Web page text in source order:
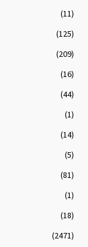
(11)
(125)
(209)
(16)
(44)
(1)
(14)
(5)
(81)
(1)
(18)
(2471)